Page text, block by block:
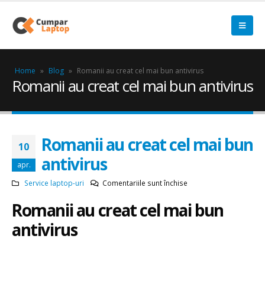
Home » Blog » Romanii au creat cel mai bun antivirus
Romanii au creat cel mai bun antivirus
10
apr.
Romanii au creat cel mai bun
antivirus
Service laptop-uri Comentariile sunt închise
au
creat
Romanii au creat cel mai bun
antivirus